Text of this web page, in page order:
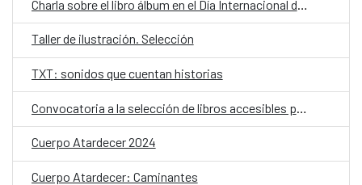
Taller de ilustración. Selección
TXT: sonidos que cuentan historias
Cuerpo Atardecer 2024
Cuerpo Atardecer: Caminantes